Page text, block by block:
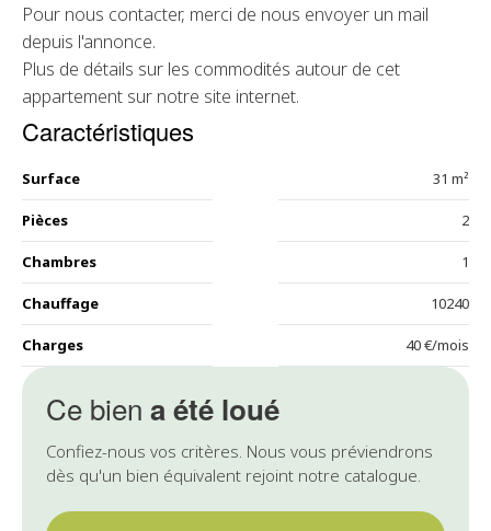
Ce bien a été loué
Confiez-nous vos critères. Nous vous préviendrons
dès qu'un bien équivalent rejoint notre catalogue.
Pour nous contacter, merci de nous envoyer un mail
depuis l'annonce.
Plus de détails sur les commodités autour de cet
appartement sur notre site internet.
Caractéristiques
Surface 31 m²
Pièces 2
Chambres 1
Chauffage 10240
Charges 40 €/mois